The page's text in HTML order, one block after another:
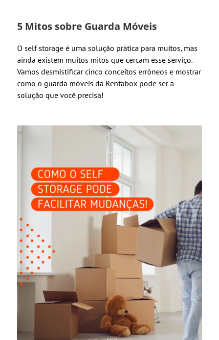
5 Mitos sobre Guarda Móveis
O self storage é uma solução prática para muitos, mas
ainda existem muitos mitos que cercam esse serviço.
Vamos desmistificar cinco conceitos errôneos e mostrar
como o guarda móveis da Rentabox pode ser a
solução que você precisa!